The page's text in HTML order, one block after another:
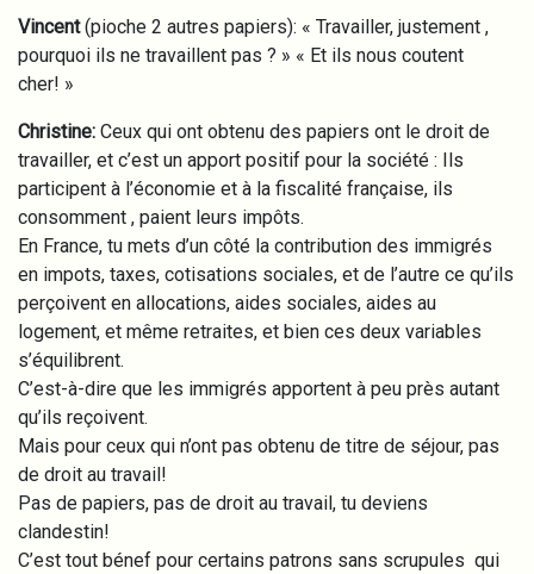
Vincent(pioche 2 autres papiers): « Travailler, justement ,
pourquoi ils ne travaillent pas ? » « Et ils nous coutent
cher! »
Christine: Ceux qui ont obtenu des papiers ont le droit de
travailler, et c’est un apport positif pour la société : Ils
participent à l’économie et à la fiscalité française, ils
consomment , paient leurs impôts.
En France, tu mets d’un côté la contribution des immigrés
en impots, taxes, cotisations sociales, et de l’autre ce qu’ils
perçoivent en allocations, aides sociales, aides au
logement, et même retraites, et bien ces deux variables
s’équilibrent.
C’est-à-dire que les immigrés apportent à peu près autant
qu’ils reçoivent.
Mais pour ceux qui n’ont pas obtenu de titre de séjour, pas
de droit au travail!
Pas de papiers, pas de droit au travail, tu deviens
clandestin!
C’est tout bénef pour certains patrons sans scrupules qui